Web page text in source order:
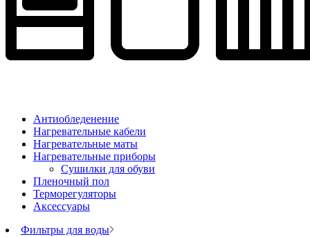
Антиобледенение
Нагревательные кабели
Нагревательные маты
Нагревательные приборы
Сушилки для обуви
Пленочный пол
Терморегуляторы
Аксессуары
Фильтры для воды